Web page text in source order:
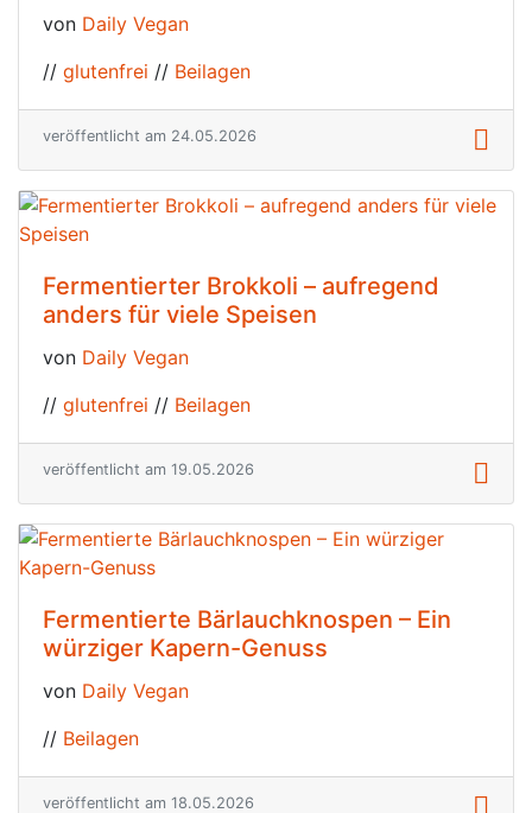
von Daily Vegan
// glutenfrei // Beilagen
veröffentlicht am 24.05.2026
Fermentierter Brokkoli – aufregend
anders für viele Speisen
von Daily Vegan
// glutenfrei // Beilagen
veröffentlicht am 19.05.2026
Fermentierte Bärlauchknospen – Ein
würziger Kapern-Genuss
von Daily Vegan
// Beilagen
veröffentlicht am 18.05.2026